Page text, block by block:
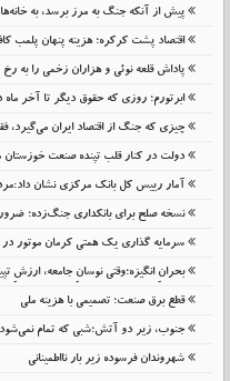
پیش از آنکه جنگ به مرز برسد، به
اقتصاد پشت کرکره؛ هزینه پنهان پلمب
پاداش قلعه نوئی و هزاران زخمی را به رخ
ابرتورم؛ روزی که حقوق دیگر تا آخر ماه
چیزی که جنگ از اقتصاد ایران می‌گیرد،
دولت در کنار قلب تپنده صنعت خوزستان
آمار رییس کل بانک مرکزی نشان
نسخه صلح برای بانکداری جنگ‌زده؛
سرمایه گذاری یک همتی کرمان موتور
بحرانِ انگیزه؛وقتی نوسانِ جامعه، ارزشِ
قطع برق صنعت؛ تصمیمی با هزینه ملی
جنوب، زیر دو آتش؛شبی که تمام نمی‌شود
شهروندان فرسوده زیر بار نااطمینانی